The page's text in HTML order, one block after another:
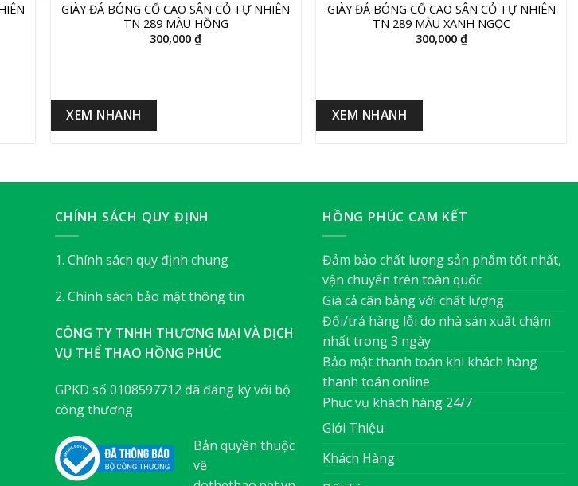
GIÀY ĐÁ BÓNG CỔ CAO SÂN CỎ TỰ NHIÊN
TN 289 MÀU HỒNG
300,000₫
XEM NHANH
GIÀY ĐÁ BÓNG CỔ CAO SÂN CỎ TỰ NHIÊN
TN 289 MÀU XANH NGỌC
300,000 ₫
XEM NHANH
CHÍNH SÁCH QUY ĐỊNH
1. Chính sách quy định chung
2. Chính sách bảo mật thông tin
CÔNG TY TNHH THƯƠNG MẠI VÀ DỊCH
VỤ THỂ THAO HỒNG PHÚC
GPKD số 0108597712 đã đăng ký với bộ
công thương
Bản quyền thuộc
về
HỒNG PHÚC CAM KẾT
Đảm bảo chất lượng sản phẩm tốt nhất,
vận chuyển trên toàn quốc
Giá cả cân bằng với chất lượng
Đổi/trả hàng lỗi do nhà sản xuất chậm
nhất trong 3 ngày
Bảo mật thanh toán khi khách hàng
thanh toán online
Phục vụ khách hàng 24/7
Giới Thiệu
Khách Hàng